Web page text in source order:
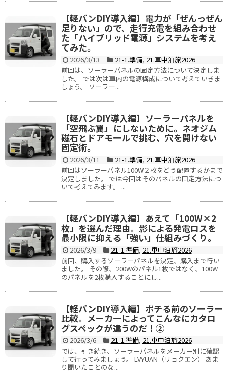
【軽バンDIY導入編】電力が「ぜんっぜん
足りない」ので、走行充電を組み合わせ
た「ハイブリッド電源」システムを考え
てみた。
2026/3/13 21-1.準備, 21.車中泊旅2026
前回は、ソーラーパネルの固定方法について決定しま
した。 では次は車内の電源構成について考えていきま
しょう。 ソーラー...
【軽バンDIY導入編】ソーラーパネルを
「空飛ぶ翼」にしないために。ネオジム
磁石とドアモールで挑む、穴を開けない
固定術。
2026/3/11 21-1.準備, 21.車中泊旅2026
前回はソーラーパネル100W２枚をどう配置するかまで
決定しました。 では今回はそのパネルの固定方法につ
いて考えてみます。 ...
【軽バンDIY導入編】あえて「100W×2
枚」を選んだ理由。影による発電ロスを
最小限に抑える「強い」仕組みづくり。
2026/3/9 21-1.準備, 21.車中泊旅2026
前回、購入するソーラーパネルを決定、購入まで行い
ました。 その際、200Wのパネル1枚ではなく、100W
のパネルを2枚購入することにし...
【軽バンDIY導入編】ポチる前のソーラー
比較。メーカーによってこんなにカタロ
グスペックが違うのだ！②
2026/3/6 21-1.準備, 21.車中泊旅2026
では、引き続き、ソーラーパネルをメーカー別に確認
して行ってみましょう。 LVYUAN（リョクエン） あま
り聞いたことのな...